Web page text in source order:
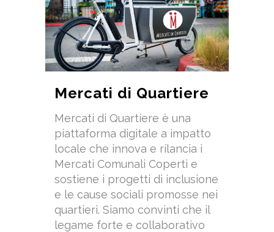
Mercati di Quartiere
Mercati di Quartiere è una
piattaforma digitale a impatto
locale che innova e rilancia i
Mercati Comunali Coperti e
sostiene i progetti di inclusione
e le cause sociali promosse nei
quartieri. Siamo convinti che il
legame forte e collaborativo